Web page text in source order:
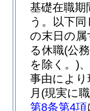
基礎在職期
う。以下同
の末日の
る休職(公
を除く。)
事由によ
月 (現実に
第8条第4項